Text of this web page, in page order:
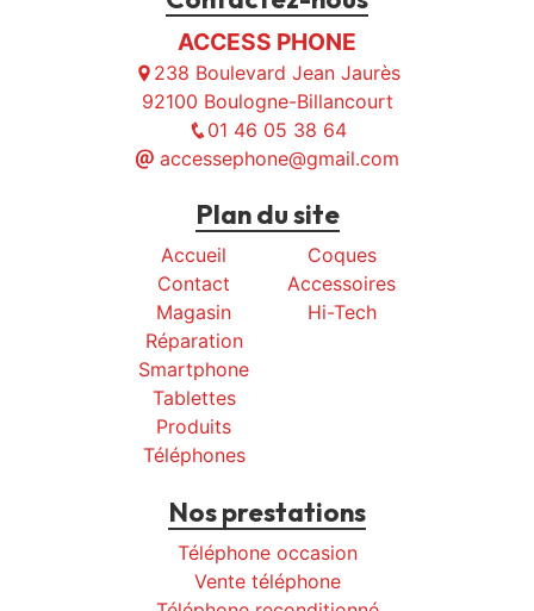
ACCESS PHONE
238 Boulevard Jean Jaurès
92100 Boulogne-Billancourt
01 46 05 38 64
accessephone@gmail.com
Plan du site
Accueil
Contact
Magasin
Réparation
Smartphone
Tablettes
Produits
Téléphones
Coques
Accessoires
Hi-Tech
Nos prestations
Téléphone occasion
Vente téléphone